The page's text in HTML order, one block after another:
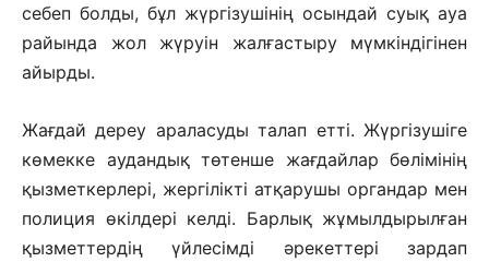
себеп болды, бұл жүргізушінің осындай суық ауа
райында жол жүруін жалғастыру мүмкіндігінен
айырды.
Жағдай дереу араласуды талап етті. Жүргізушіге
көмекке аудандық төтенше жағдайлар бөлімінің
қызметкерлері, жергілікті атқарушы органдар мен
полиция өкілдері келді. Барлық жұмылдырылған
қызметтердің үйлесімді әрекеттері зардап